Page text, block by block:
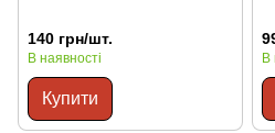
140 грн/шт.
В наявності
Купити
В